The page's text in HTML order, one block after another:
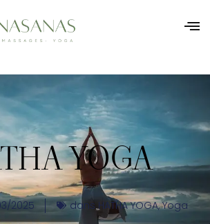
YOGA
2025 dans HATHA YOGA,Yoga